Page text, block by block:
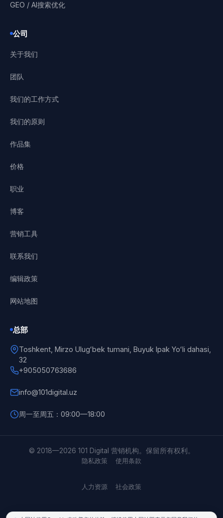
GEO / AI搜索优化
公司
关于我们
团队
我们的工作方式
我们的原则
作品集
价格
职业
博客
营销工具
联系我们
编辑政策
网站地图
总部
Toshkent, Mirzo Ulugʻbek tumani, Buyuk Ipak Yoʻli dahasi,
32
+905050763686
info@101digital.uz
周一至周五：09:00—18:00
© 2018—2026 101 Digital 营销机构。保留所有权利。
隐私政策 使用条款
人力资源 社会政策